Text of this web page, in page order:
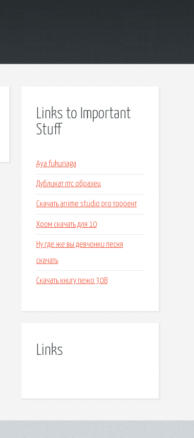
Links to Important
Stuff
Aya fukunaga
Дубликат птс образец
Скачать anime studio pro торрент
Хром скачать для 10
Ну где же вы девчонки песня
скачать
Скачать книгу пежо 308
Links